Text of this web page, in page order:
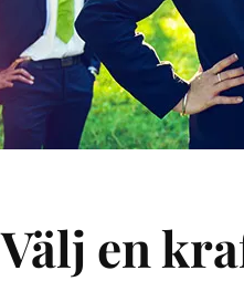
Välj en